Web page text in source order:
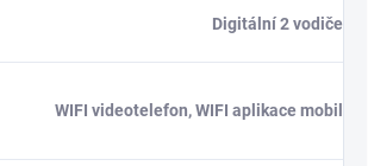
Digitální 2 vodiče
WIFI videotelefon, WIFI aplikace mobil